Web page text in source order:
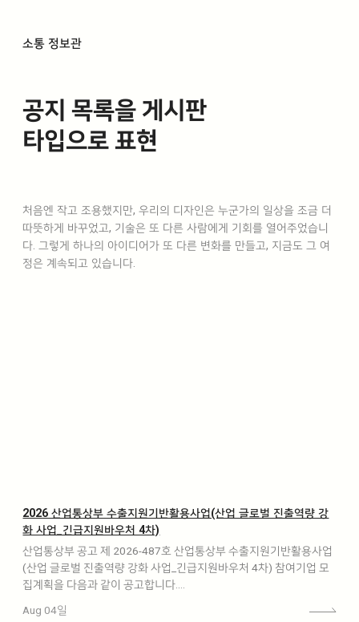
소통 정보관
공지 목록을 게시판
타입으로 표현
처음엔 작고 조용했지만, 우리의 디자인은 누군가의 일상을 조금 더
따뜻하게 바꾸었고, 기술은 또 다른 사람에게 기회를 열어주었습니
다. 그렇게 하나의 아이디어가 또 다른 변화를 만들고, 지금도 그 여
정은 계속되고 있습니다.
2026 산업통상부 수출지원기반활용사업(산업 글로벌 진출역량 강
화 사업_긴급지원바우처 4차)
산업통상부 공고 제 2026-487호 산업통상부 수출지원기반활용사업
(산업 글로벌 진출역량 강화 사업_긴급지원바우처 4차) 참여기업 모
집계획을 다음과 같이 공고합니다.…
Aug 04일